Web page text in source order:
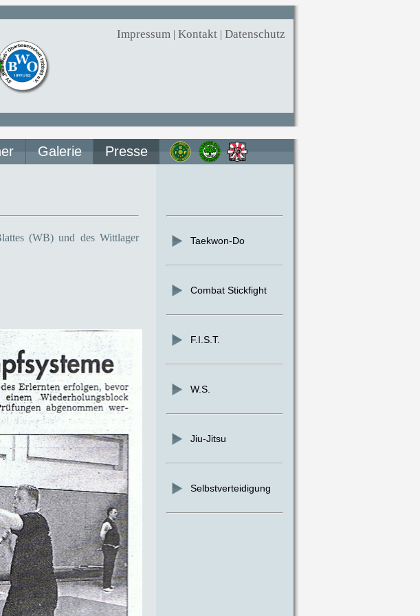
Impressum| Kontakt| Datenschutz
Galerie Presse
Taekwon-Do
Combat Stickfight
F.I.S.T.
W.S.
Jiu-Jitsu
Selbstverteidigung
(WB) und des Wittlager